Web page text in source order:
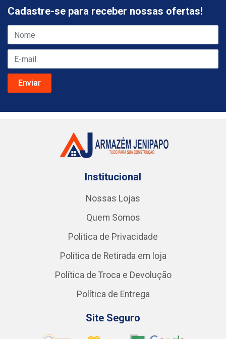
Cadastre-se para receber nossas ofertas!
Institucional
Nossas Lojas
Quem Somos
Política de Privacidade
Política de Retirada em loja
Política de Troca e Devolução
Política de Entrega
Site Seguro